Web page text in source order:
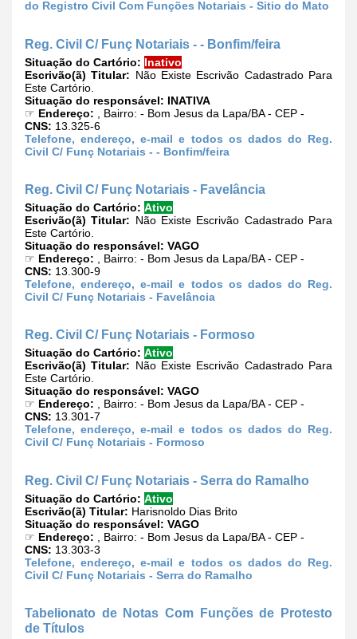
do Registro Civil Com Funções Notariais - Sitio do Mato
Reg. Civil C/ Funç Notariais - - Bonfim/feira
Situação do Cartório: Inativo
Escrivão(ã) Titular: Não Existe Escrivão Cadastrado Para
Este Cartório.
Situação do responsável: INATIVA
☞ Endereço: , Bairro: - Bom Jesus da Lapa/BA - CEP -
CNS: 13.325-6
Telefone, endereço, e-mail e todos os dados do Reg.
Civil C/ Funç Notariais - - Bonfim/feira
Reg. Civil C/ Funç Notariais - Favelância
Situação do Cartório: Ativo
Escrivão(ã) Titular: Não Existe Escrivão Cadastrado Para
Este Cartório.
Situação do responsável: VAGO
☞ Endereço: , Bairro: - Bom Jesus da Lapa/BA - CEP -
CNS: 13.300-9
Telefone, endereço, e-mail e todos os dados do Reg.
Civil C/ Funç Notariais - Favelância
Reg. Civil C/ Funç Notariais - Formoso
Situação do Cartório: Ativo
Escrivão(ã) Titular: Não Existe Escrivão Cadastrado Para
Este Cartório.
Situação do responsável: VAGO
☞ Endereço: , Bairro: - Bom Jesus da Lapa/BA - CEP -
CNS: 13.301-7
Telefone, endereço, e-mail e todos os dados do Reg.
Civil C/ Funç Notariais - Formoso
Reg. Civil C/ Funç Notariais - Serra do Ramalho
Situação do Cartório: Ativo
Escrivão(ã) Titular: Harisnoldo Dias Brito
Situação do responsável: VAGO
☞ Endereço: , Bairro: - Bom Jesus da Lapa/BA - CEP -
CNS: 13.303-3
Telefone, endereço, e-mail e todos os dados do Reg.
Civil C/ Funç Notariais - Serra do Ramalho
Tabelionato de Notas Com Funções de Protesto
de Títulos